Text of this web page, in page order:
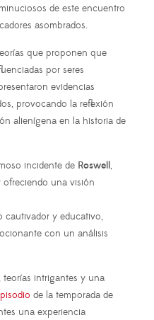
de este encuentro
asombrados.
que proponen que
por seres
evidencias
provocando la reflexión
alienígena en la historia de
incidente de Roswell,
ofreciendo una visión
cautivador y educativo,
con un análisis
intrigantes y una
de la temporada de
una experiencia